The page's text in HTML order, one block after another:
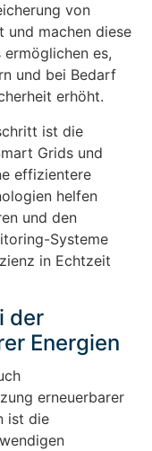
von
und machen diese
ermöglichen es,
und bei Bedarf
erhöht.
ist die
Grids und
effizientere
helfen
und den
Systeme
in Echtzeit
der
Energien
erneuerbarer
ist die